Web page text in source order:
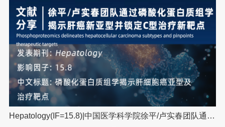
Hepatology(IF=15.8)|中国医学科学院徐平/卢实春团队通过